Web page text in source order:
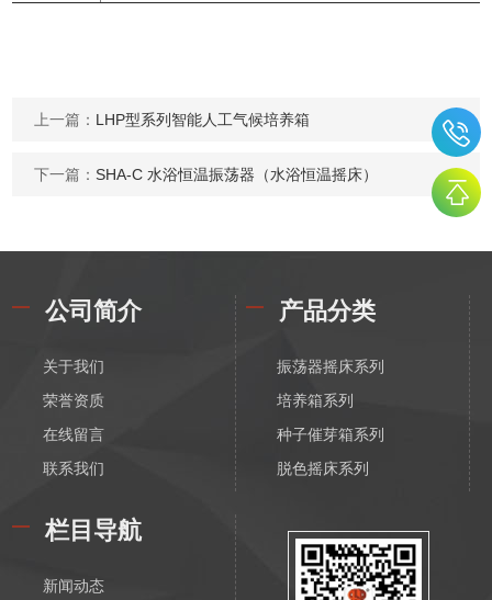
上一篇： LHP型系列智能人工气候培养箱
下一篇： SHA-C 水浴恒温振荡器（水浴恒温摇床）
公司简介
关于我们
荣誉资质
在线留言
联系我们
产品分类
振荡器摇床系列
培养箱系列
种子催芽箱系列
脱色摇床系列
恒温磁力搅拌器系列
电动搅拌器系列
栏目导航
新闻动态